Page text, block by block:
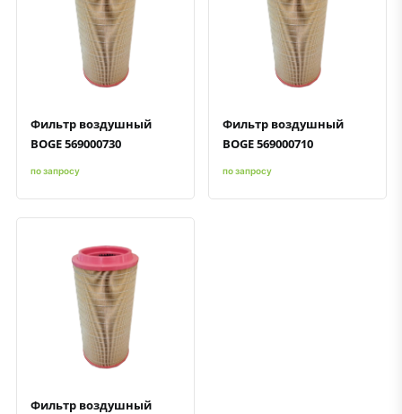
Быстрый просмотрДобавить к сравнению
Фильтр воздушный
BOGE 569000730
по запросу
Быстрый просмотрДобавить к сравнению
Фильтр воздушный
BOGE 569000710
по запросу
Быстрый просмотрДобавить к сравнению
Фильтр воздушный